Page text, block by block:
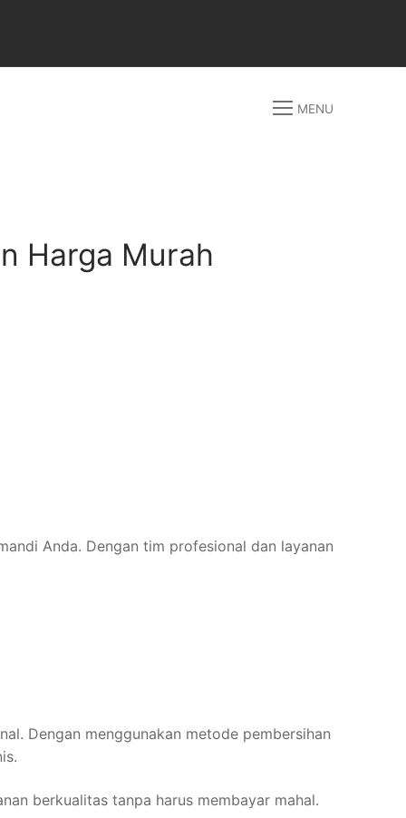
MENU
Harga Murah
Anda. Dengan tim profesional dan layanan
Dengan menggunakan metode pembersihan
berkualitas tanpa harus membayar mahal.